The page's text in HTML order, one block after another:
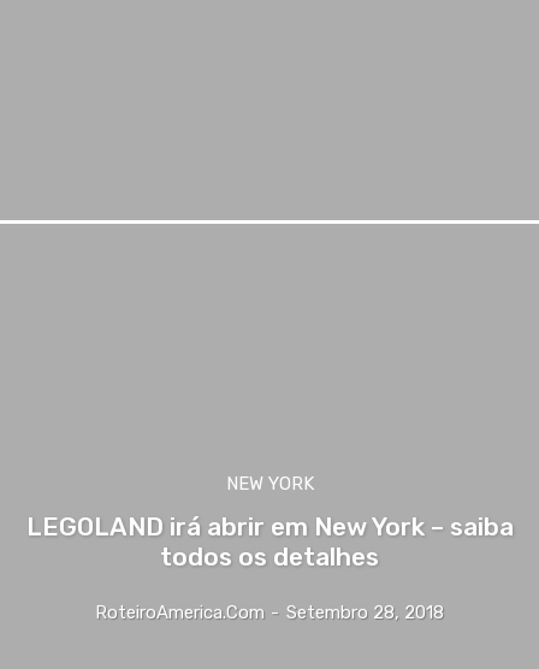
NEW YORK
LEGOLAND irá abrir em New York – saiba
todos os detalhes
RoteiroAmerica.Com - Setembro 28, 2018